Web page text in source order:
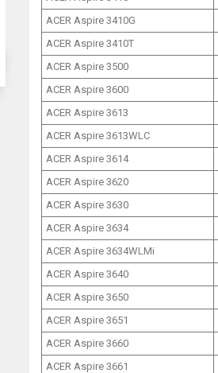
ACER Aspire 3410G
ACER Aspire 3410T
ACER Aspire 3500
ACER Aspire 3600
ACER Aspire 3613
ACER Aspire 3613WLC
ACER Aspire 3614
ACER Aspire 3620
ACER Aspire 3630
ACER Aspire 3634
ACER Aspire 3634WLMi
ACER Aspire 3640
ACER Aspire 3650
ACER Aspire 3651
ACER Aspire 3660
ACER Aspire 3661